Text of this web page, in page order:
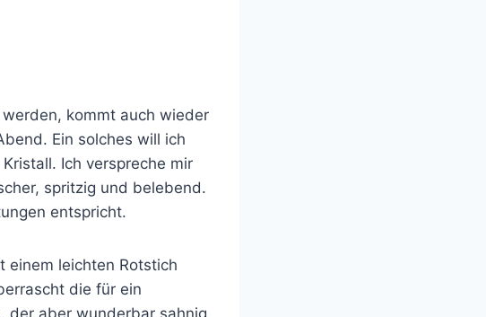
kommt auch wieder
Ein solches will ich
Ich verspreche mir
spritzig und belebend.
entspricht.
einem leichten Rotstich
die für ein
, der aber wunderbar sahnig